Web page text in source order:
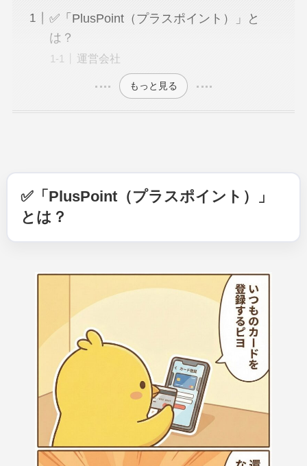
✅「PlusPoint（プラスポイント）」と
は？
運営会社
もっと見る
✅「PlusPoint（プラスポイント）」
とは？